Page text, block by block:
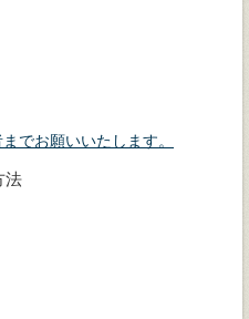
でお願いいたします。
法